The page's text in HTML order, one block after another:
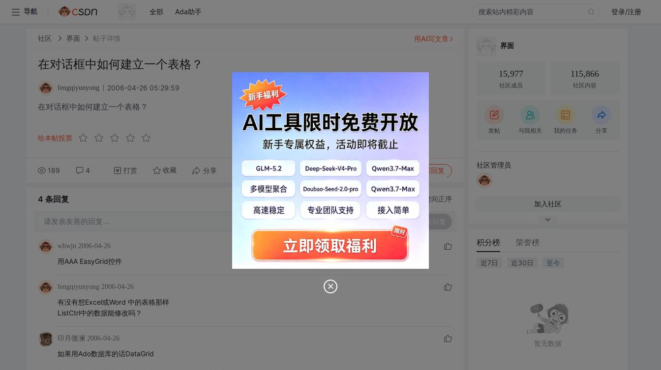
导航 全部 Ada助手 登录/注册
社区 界面 帖子详情
在对话框中如何建立一个表格？
fengqiyunyong 2006-04-26 05:29:59
在对话框中如何建立一个表格？
给本帖投票
189 4 打赏 收藏 分享 转发到动态 举报 写回复
用AI写文章
4 条回复 切换为时间正序
请发表友善的回复…
whwjn 2006-04-26
用AAA EasyGrid控件
fengqiyunyong 2006-04-26
有没有想Excel或Word 中的表格那样
ListCtrl中的数据能修改吗？
印月微澜 2006-04-26
如果用Ado数据库的话DataGrid
界面
15,977
社区成员
115,866
社区内容
发帖 与我相关 我的任务 分享
社区管理员
加入社区
积分榜 荣誉榜
近7日 近30日 至今
暂无数据